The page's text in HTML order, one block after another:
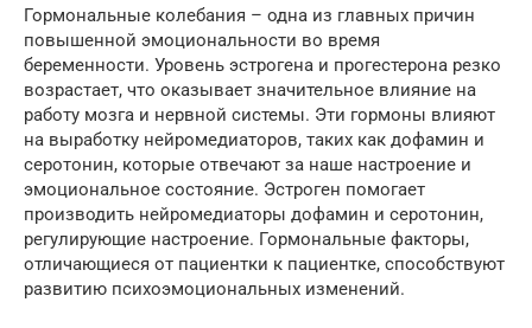
Гормональные колебания – одна из главных причин
повышенной эмоциональности во время
беременности. Уровень эстрогена и прогестерона резко
возрастает, что оказывает значительное влияние на
работу мозга и нервной системы. Эти гормоны влияют
на выработку нейромедиаторов, таких как дофамин и
серотонин, которые отвечают за наше настроение и
эмоциональное состояние. Эстроген помогает
производить нейромедиаторы дофамин и серотонин,
регулирующие настроение. Гормональные факторы,
отличающиеся от пациентки к пациентке, способствуют
развитию психоэмоциональных изменений.